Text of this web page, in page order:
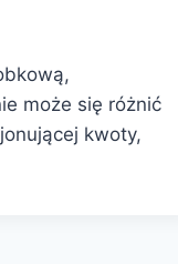
może się różnić
kwoty,